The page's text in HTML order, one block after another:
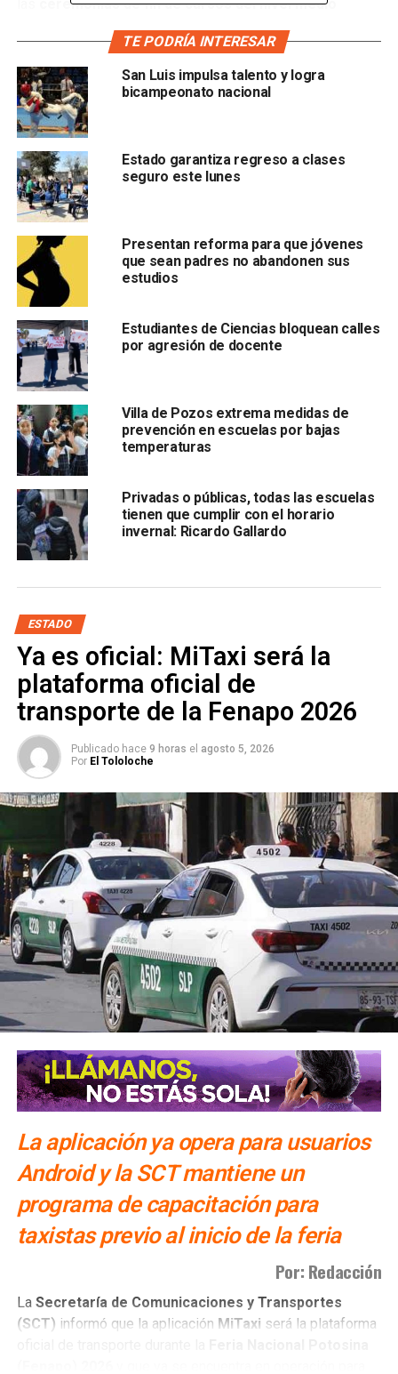
ceremonias de fin de cursos del nivel medio
En representación del
Cardona, el
director general del SEER, Martín
Rodríguez Ramírez
graduación en la
municipio de Venado
. Durante su intervención,reconoció el esfuerzo del
alumnadoy destacó lasnuevas oportunidades para
continuar con estudios superiores
incorporación de la Universidad Rosario Castellanos
al sistema educativo estatal.
Asimismo, la
Preparatoria “Solidaridad” celebró el
egreso de 168 estudiantes
2025, coincidiendo con el
15º aniversario de esta
institución.
También lee:
ARTÍCULOS RELACIONADOS:
GRADUCACIÓN
SIGUIENTE
Congreso pide regularizar documentos de
motocicletas
Entran en operación nuevas compañías de la Guardia
Nacional
TE PODRÍA INTERESAR
San Luis impulsa talento y logra
bicampeonato nacional
Estado garantiza regreso a clases
seguro este lunes
Presentan reforma para que jóvenes
que sean padres no abandonen sus
estudios
Estudiantes de Ciencias bloquean calles
por agresión de docente
Villa de Pozos extrema medidas de
prevención en escuelas por bajas
temperaturas
Privadas o públicas, todas las escuelas
tienen que cumplir con el horario
invernal: Ricardo Gallardo
ESTADO
Ya es oficial: MiTaxi será la
plataforma oficial de
transporte de la Fenapo 2026
Publicado hace 9 horas el agosto 5, 2026
Por El Tololoche
La aplicación ya opera para usuarios
Android y la SCT mantiene un
programa de capacitación para
taxistas previo al inicio de la feria
Por: Redacción
La Secretaría de Comunicaciones y Transportes
(SCT) informó que la aplicación MiTaxi será la plataforma